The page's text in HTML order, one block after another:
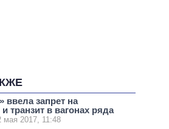
ввела запрет на
и транзит в вагонах ряда
мая 2017, 11:48